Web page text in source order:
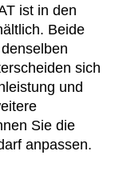
ist in den
Beide
sich
und
Sie die
anpassen.